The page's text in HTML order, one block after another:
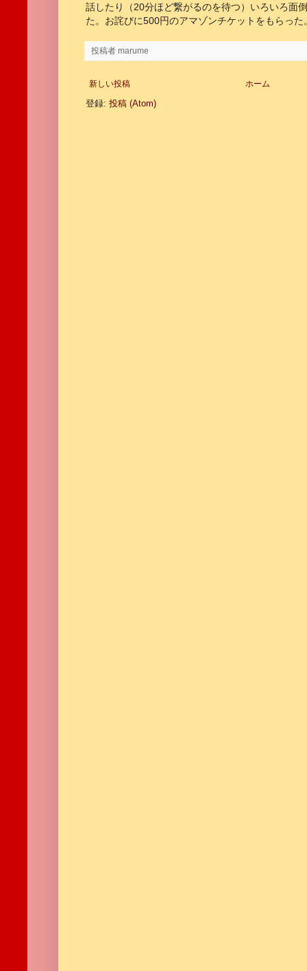
話したり（20分ほど繋がるのを待つ）いろいろ面
た。お詫びに500円のアマゾンチケットをもらった
投稿者 marume
新しい投稿 ホーム
登録: 投稿 (Atom)